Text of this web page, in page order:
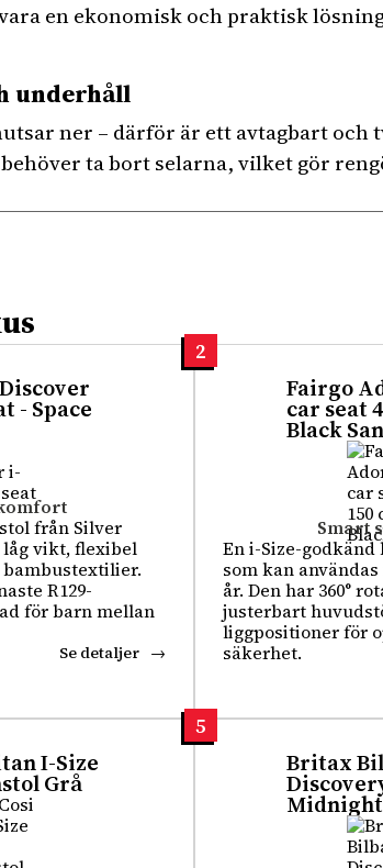
en ekonomisk och praktisk
underhåll
ner – därför är ett avtagbart
ta bort selarna, vilket gör
- Space
från Silver
låg vikt, flexibel
R129-
för barn mellan
Se detaljer
2
Smart
Fairgo
car seat
Black
En i-Size-
som kan
år. Den har 360°
justerbart
liggpositioner för
säkerhet.
I-Size
Grå
5
Britax